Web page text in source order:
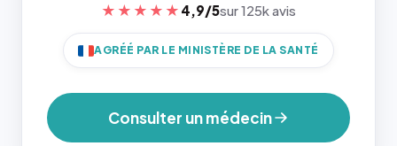
★★★★★ 4,9/5sur 125k avis
AGRÉÉ PAR LE MINISTÈRE DE LA SANTÉ
Consulter un médecin